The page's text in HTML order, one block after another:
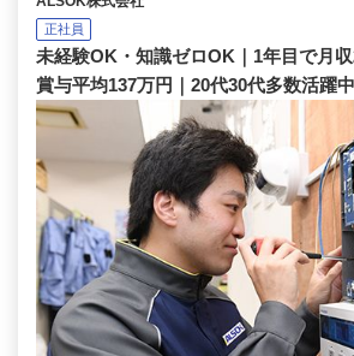
正社員
未経験OK・知識ゼロOK｜1年目で月収
賞与平均137万円｜20代30代多数活躍中